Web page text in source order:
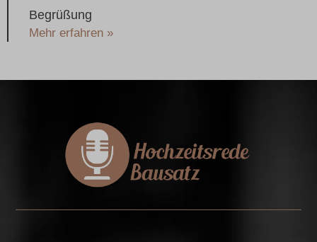
Begrüßung
Mehr erfahren »